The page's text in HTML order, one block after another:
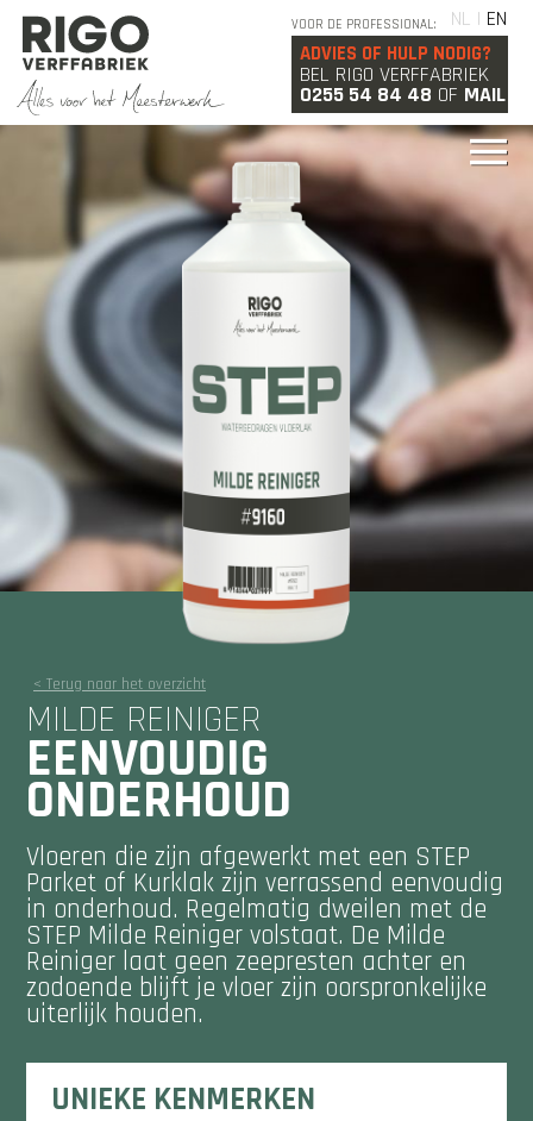
NL | EN
VOOR DE PROFESSIONAL:
ADVIES OF HULP NODIG?
BEL RIGO VERFFABRIEK
0255 54 84 48 OF MAIL
< Terug naar het overzicht
MILDE REINIGER
EENVOUDIG
ONDERHOUD
Vloeren die zijn afgewerkt met een STEP
Parket of Kurklak zijn verrassend eenvoudig
in onderhoud. Regelmatig dweilen met de
STEP Milde Reiniger volstaat. De Milde
Reiniger laat geen zeepresten achter en
zodoende blijft je vloer zijn oorspronkelijke
uiterlijk houden.
UNIEKE KENMERKEN